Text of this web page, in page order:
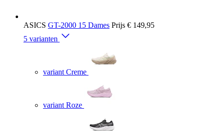
ASICS GT-2000 15 Dames Prijs € 149,95
5 varianten
variant Creme
variant Roze